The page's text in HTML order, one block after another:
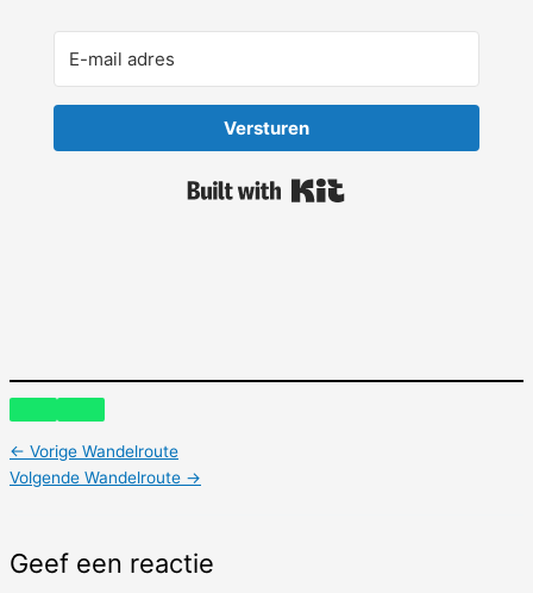
Versturen
← Vorige Wandelroute
Volgende Wandelroute →
Geef een reactie